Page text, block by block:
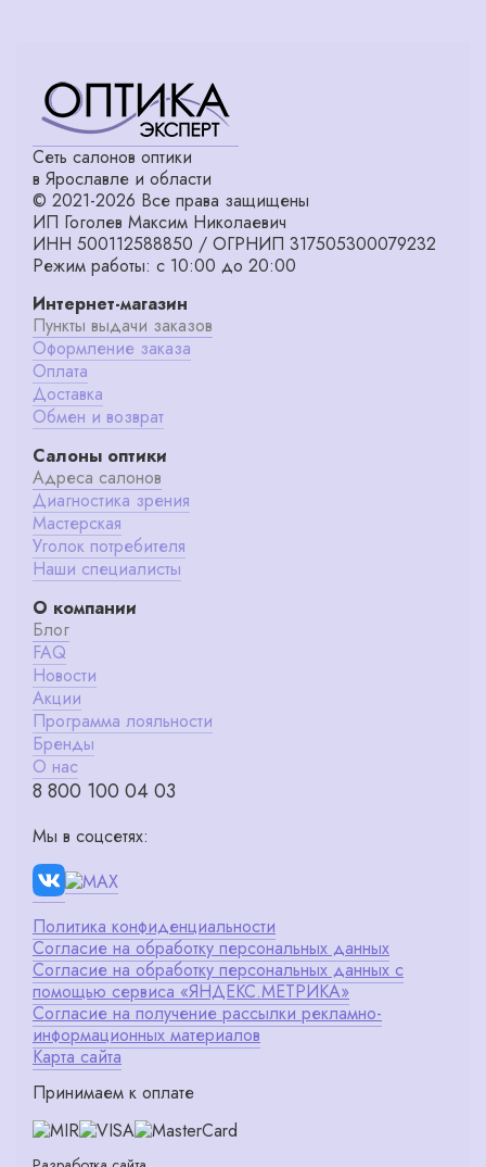
Сеть салонов оптики
в Ярославле и области
© 2021-2026 Все права защищены
ИП Гоголев Максим Николаевич
ИНН 500112588850 / ОГРНИП 317505300079232
Режим работы: с 10:00 до 20:00
Интернет-магазин
Пункты выдачи заказов
Оформление заказа
Оплата
Доставка
Обмен и возврат
Салоны оптики
Адреса салонов
Диагностика зрения
Мастерская
Уголок потребителя
Наши специалисты
О компании
Блог
FAQ
Новости
Акции
Программа лояльности
Бренды
О нас
8 800 100 04 03
Мы в соцсетях:
Политика конфиденциальности
Согласие на обработку персональных данных
Согласие на обработку персональных данных с
помощью сервиса «ЯНДЕКС.МЕТРИКА»
Согласие на получение рассылки рекламно-
информационных материалов
Карта сайта
Принимаем к оплате